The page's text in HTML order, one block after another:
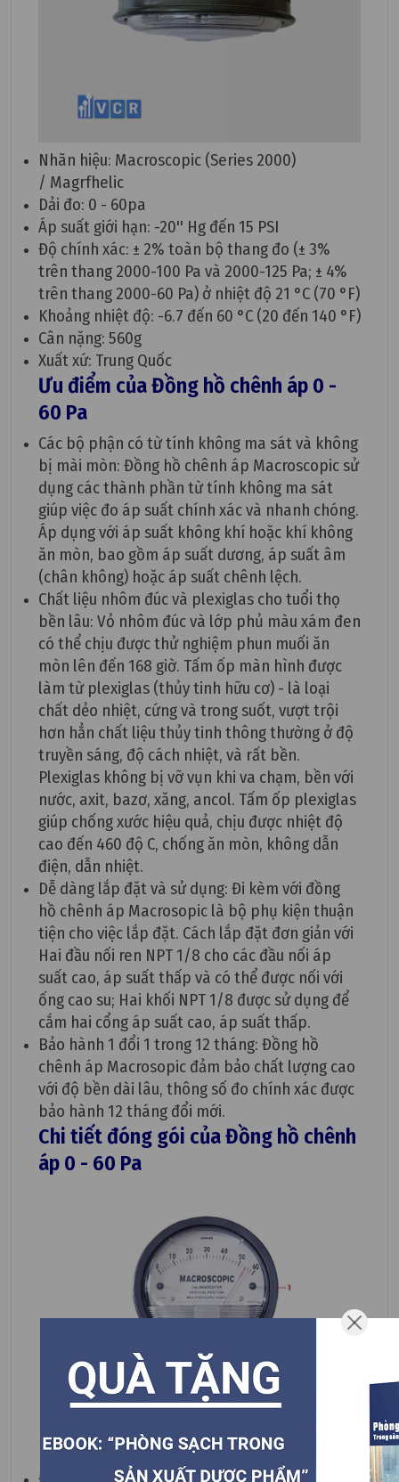
Nhãn hiệu: Macroscopic (Series 2000)
/ Magrfhelic
Dải đo: 0 - 60pa
Áp suất giới hạn: -20'' Hg đến 15 PSI
Độ chính xác: ± 2% toàn bộ thang đo (± 3%
trên thang 2000-100 Pa và 2000-125 Pa; ± 4%
trên thang 2000-60 Pa) ở nhiệt độ 21 °C (70 °F)
Khoảng nhiệt độ: -6.7 đến 60 °C (20 đến 140 °F)
Cân nặng: 560g
Xuất xứ: Trung Quốc
Ưu điểm của Đồng hồ chênh áp 0 -
60 Pa
Các bộ phận có từ tính không ma sát và không
bị mài mòn: Đồng hồ chênh áp Macroscopic sử
dụng các thành phần từ tính không ma sát
giúp việc đo áp suất chính xác và nhanh chóng.
Áp dụng với áp suất không khí hoặc khí không
ăn mòn, bao gồm áp suất dương, áp suất âm
(chân không) hoặc áp suất chênh lệch.
Chất liệu nhôm đúc và plexiglas cho tuổi thọ
bền lâu: Vỏ nhôm đúc và lớp phủ màu xám đen
có thể chịu được thử nghiệm phun muối ăn
mòn lên đến 168 giờ. Tấm ốp màn hình được
làm từ plexiglas (thủy tinh hữu cơ) - là loại
chất dẻo nhiệt, cứng và trong suốt, vượt trội
hơn hẳn chất liệu thủy tinh thông thường ở độ
truyền sáng, độ cách nhiệt, và rất bền.
Plexiglas không bị vỡ vụn khi va chạm, bền với
nước, axit, bazơ, xăng, ancol. Tấm ốp plexiglas
giúp chống xước hiệu quả, chịu được nhiệt độ
cao đến 460 độ C, chống ăn mòn, không dẫn
điện, dẫn nhiệt.
Dễ dàng lắp đặt và sử dụng: Đi kèm với đồng
hồ chênh áp Macrosopic là bộ phụ kiện thuận
tiện cho việc lắp đặt. Cách lắp đặt đơn giản với
Hai đầu nối ren NPT 1/8 cho các đầu nối áp
suất cao, áp suất thấp và có thể được nối với
ống cao su; Hai khối NPT 1/8 được sử dụng để
cắm hai cổng áp suất cao, áp suất thấp.
Bảo hành 1 đổi 1 trong 12 tháng: Đồng hồ
chênh áp Macrosopic đảm bảo chất lượng cao
với độ bền dài lâu, thông số đo chính xác được
bảo hành 12 tháng đổi mới.
Chi tiết đóng gói của Đồng hồ chênh
áp 0 - 60 Pa